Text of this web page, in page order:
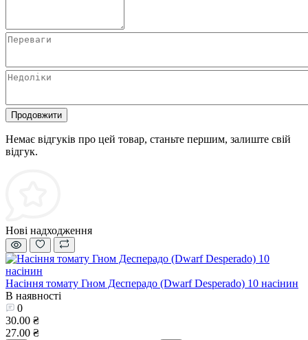
Продовжити
Немає відгуків про цей товар, станьте першим, залиште свій
відгук.
Нові надходження
Насіння томату Гном Десперадо (Dwarf Desperado) 10 насінин
В наявності
0
30.00 ₴
27.00 ₴